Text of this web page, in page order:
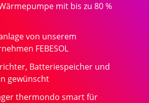
mit bis zu 80 %
von unserem
FEBESOL
Batteriespeicher und
gewünscht
thermondo smart für